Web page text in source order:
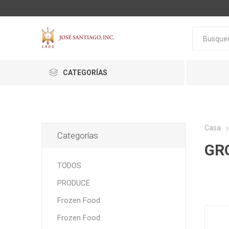
CATEGORÍAS
BOCAO
Casa
Categorías
TODOS
PRODUCE
Frozen Food
Frozen Food